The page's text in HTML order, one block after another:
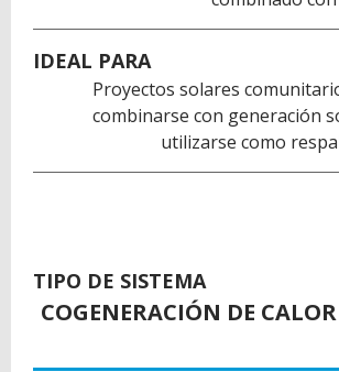
IDEAL PARA
Proyectos solares
combinarse con generación
utilizarse como
TIPO DE SISTEMA
COGENERACIÓN DE